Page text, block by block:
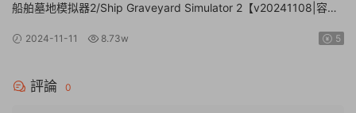
船舶墓地模拟器2/Ship Graveyard Simulator 2【v20241108|容量
2024-11-11 8.73w 5
評論 0